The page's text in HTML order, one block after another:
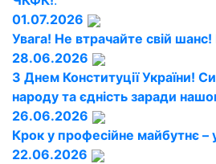
01.07.2026
Увага! Не втрачайте свій
28.06.2026
З Днем Конституції України!
народу та єдність заради
26.06.2026
Крок у професійне майбутнє –
22.06.2026